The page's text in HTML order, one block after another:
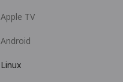
Apple TV
Android
Linux